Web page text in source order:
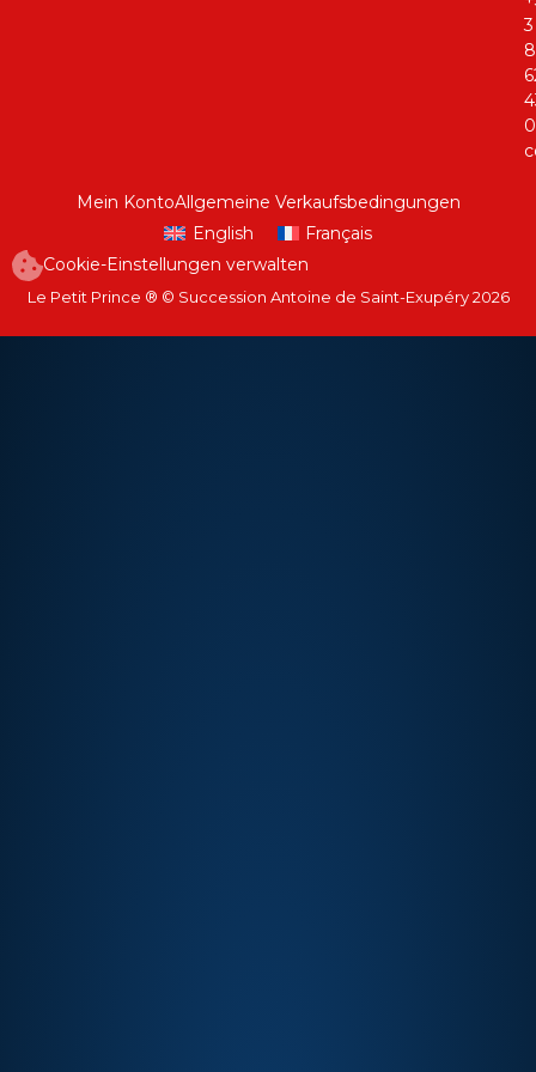
3
Mein KontoAllgemeine Verkaufsbedingungen
English
Français
Cookie-Einstellungen verwalten
Le Petit Prince ® © Succession Antoine de Saint-Exupéry 2026